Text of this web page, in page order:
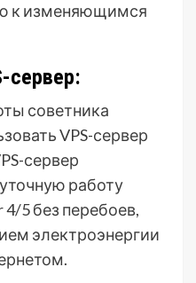
к изменяющимся
сервер:
советника
VPS-сервер
сервер
работу
5 без перебоев,
электроэнергии